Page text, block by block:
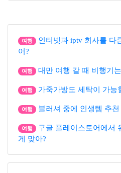
여행
인터넷과 iptv 회사를 다
어?
여행 대만 여행 갈 때 비행기
여행 가죽가방도 세탁이 가능
여행 블러셔 중에 인생템 추천
여행
구글 플레이스토어에서
게 맞아?